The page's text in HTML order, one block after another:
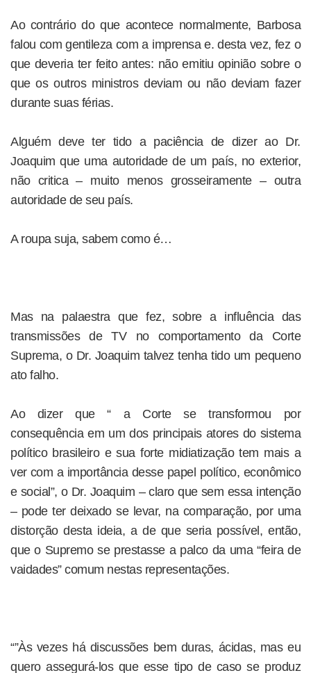
Ao contrário do que acontece normalmente, Barbosa
falou com gentileza com a imprensa e. desta vez, fez o
que deveria ter feito antes: não emitiu opinião sobre o
que os outros ministros deviam ou não deviam fazer
durante suas férias.
Alguém deve ter tido a paciência de dizer ao Dr.
Joaquim que uma autoridade de um país, no exterior,
não critica – muito menos grosseiramente – outra
autoridade de seu país.
A roupa suja, sabem como é…
Mas na palaestra que fez, sobre a influência das
transmissões de TV no comportamento da Corte
Suprema, o Dr. Joaquim talvez tenha tido um pequeno
ato falho.
Ao dizer que “ a Corte se transformou por
consequência em um dos principais atores do sistema
político brasileiro e sua forte midiatização tem mais a
ver com a importância desse papel político, econômico
e social”, o Dr. Joaquim – claro que sem essa intenção
– pode ter deixado se levar, na comparação, por uma
distorção desta ideia, a de que seria possível, então,
que o Supremo se prestasse a palco da uma “feira de
vaidades” comum nestas representações.
“”Às vezes há discussões bem duras, ácidas, mas eu
quero assegurá-los que esse tipo de caso se produz